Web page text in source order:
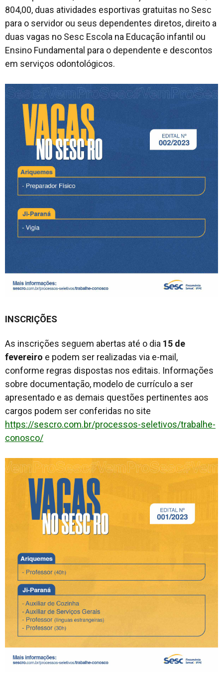
804,00, duas atividades esportivas gratuitas no Sesc
para o servidor ou seus dependentes diretos, direito a
duas vagas no Sesc Escola na Educação infantil ou
Ensino Fundamental para o dependente e descontos
em serviços odontológicos.
INSCRIÇÕES
As inscrições seguem abertas até o dia 15 de
fevereiro e podem ser realizadas via e-mail,
conforme regras dispostas nos editais. Informações
sobre documentação, modelo de currículo a ser
apresentado e as demais questões pertinentes aos
cargos podem ser conferidas no site
https://sescro.com.br/processos-seletivos/trabalhe-
conosco/